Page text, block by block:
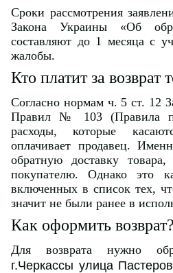
Сроки рассмотрения
Закона Украины «Об
составляют до 1 месяца с
жалобы.
Кто платит за возврат
Согласно нормам ч. 5 ст. 12
Правил № 103 (Правила
расходы, которые
оплачивает продавец.
обратную доставку
покупателю. Однако это
включенных в список тех,
значит не были ранее в
Как оформить возврат?
Для возврата нужно
г.Черкассы улица